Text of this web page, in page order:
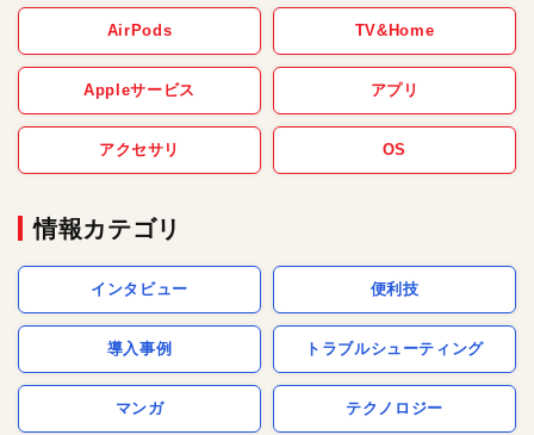
AirPods TV&Home
Appleサービス アプリ
アクセサリ OS
情報カテゴリ
インタビュー 便利技
導入事例 トラブルシューティング
マンガ テクノロジー